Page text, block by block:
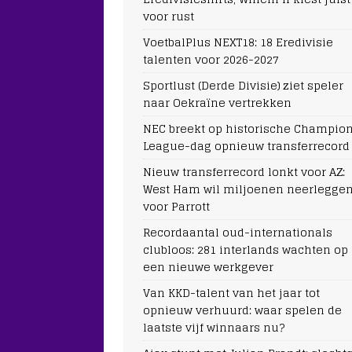
voor rust
VoetbalPlus NEXT18: 18 Eredivisie
talenten voor 2026-2027
Sportlust (Derde Divisie) ziet speler
naar Oekraïne vertrekken
NEC breekt op historische
League-dag opnieuw transferrecord
Nieuw transferrecord lonkt voor AZ:
West Ham wil miljoenen
voor Parrott
Recordaantal oud-internationals
clubloos: 281 interlands wachten op
een nieuwe werkgever
Van KKD-talent van het jaar tot
opnieuw verhuurd: waar spelen de
laatste vijf winnaars nu?